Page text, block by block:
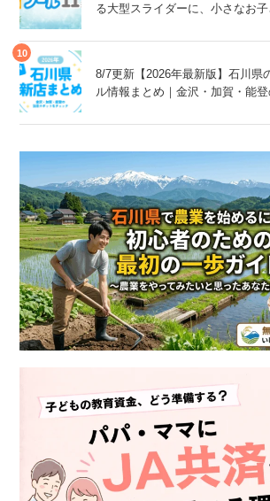
る大型スライダーに、小さなお
8/7更新【2026年最新版】石川県
ル情報まとめ｜金沢・加賀・能登